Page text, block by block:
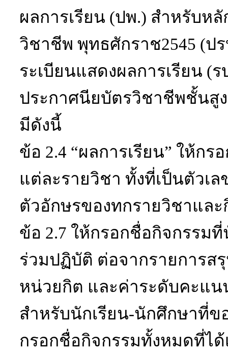
ผลการเรียน (ปพ.) สำหรับห
วิชาชีพ พุทธศักราช2545 (ป
ระเบียนแสดงผลการเรียน (ร
ประกาศนียบัตรวิชาชีพชั้นสู
มีดังนี้
ข้อ 2.4 “ผลการเรียน” ให้กร
แต่ละรายวิชา ทั้งที่เป็นตัวเล
ตัวอักษรของทกรายวิชาและ
ข้อ 2.7 ให้กรอกชื่อกิจกรรม
ร่วมปฏิบัติ ต่อจากรายการส
หน่วยกิต และค่าระดับคะแน
สำหรับนักเรียน-นักศึกษาที่ข
กรอกชื่อกิจกรรมทั้งหมดที่ไ